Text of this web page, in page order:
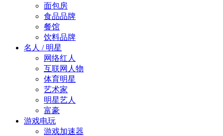
面包房
食品品牌
餐馆
饮料品牌
名人 / 明星
网络红人
互联网人物
体育明星
艺术家
明星艺人
富豪
游戏电玩
游戏加速器